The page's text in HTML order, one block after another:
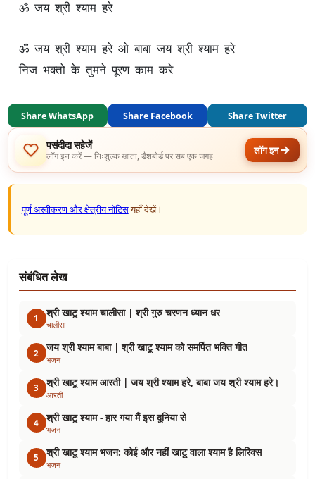
ॐ जय श्री श्याम हरे
ॐ जय श्री श्याम हरे ओ बाबा जय श्री श्याम हरे
निज भक्तो के तुमने पूरण काम करे
Share WhatsApp Share Facebook Share Twitter
पसंदीदा सहेजें
लॉग इन करें — निःशुल्क खाता, डैशबोर्ड पर सब एक जगह लॉग इन
पूर्ण अस्वीकरण और क्षेत्रीय नोटिसयहाँ देखें।
संबंधित लेख
1 श्री खाटू श्याम चालीसा | श्री गुरु चरणन ध्यान धर
चालीसा
2 जय श्री श्याम बाबा | श्री खाटू श्याम को समर्पित भक्ति गीत
भजन
3 श्री खाटू श्याम आरती | जय श्री श्याम हरे, बाबा जय श्री श्याम हरे।
आरती
4 श्री खाटू श्याम - हार गया मैं इस दुनिया से
भजन
5 श्री खाटू श्याम भजन: कोई और नहीं खाटू वाला श्याम है लिरिक्स
भजन